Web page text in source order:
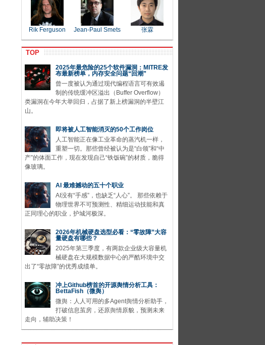
Rik Ferguson Jean-Paul Smets 张霖
TOP
2025年最危险的25个软件漏洞：MITRE发
布最新榜单，内存安全问题“回潮”
曾一度被认为通过现代编程语言可有效遏
制的传统缓冲区溢出（Buffer Overflow）
类漏洞在今年大举回归，占据了新上榜漏洞的半壁江
山。
即将被人工智能消灭的50个工作岗位
人工智能正在像工业革命的蒸汽机一样，
重塑一切。那些曾经被认为是“白领”和“中
产”的体面工作，现在发现自己“铁饭碗”的材质，脆得
像玻璃。
AI 最难撼动的五十个职业
AI没有“手感”，也缺乏“人心”。 那些依赖于
物理世界不可预测性、精细运动技能和真
正同理心的职业，护城河极深。
2026年机械硬盘选型必看：“零故障”大容
量硬盘有哪些？
2025年第三季度，有两款企业级大容量机
械硬盘在大规模数据中心的严酷环境中交
出了“零故障”的优秀成绩单。
冲上Github榜首的开源舆情分析工具：
BettaFish（微舆）
微舆：人人可用的多Agent舆情分析助手，
打破信息茧房，还原舆情原貌，预测未来
走向，辅助决策！